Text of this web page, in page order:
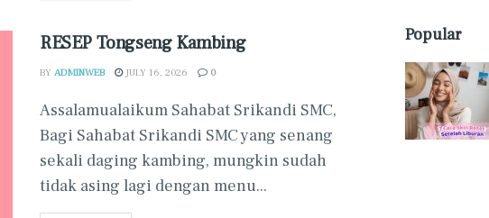
RESEP Tongseng Kambing
BY ADMINWEB JULY 16, 2026 0
Assalamualaikum Sahabat Srikandi SMC,
Bagi Sahabat Srikandi SMC yang senang
sekali daging kambing, mungkin sudah
tidak asing lagi dengan menu...
Popular